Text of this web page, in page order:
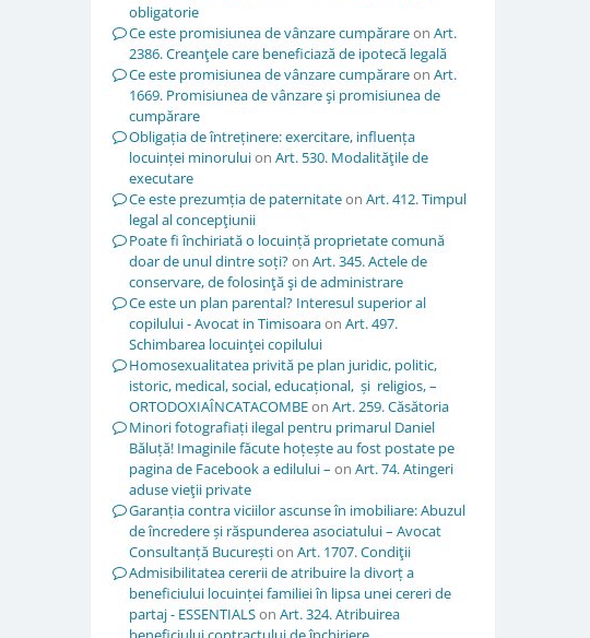
obligatorie
Ce este promisiunea de vânzare cumpărareon Art.
2386. Creanţele care beneficiază de ipotecă legală
Ce este promisiunea de vânzare cumpărareon Art.
1669. Promisiunea de vânzare şi promisiunea de
cumpărare
Obligația de întreținere: exercitare, influența
locuinței minoruluion Art. 530. Modalităţile de
executare
Ce este prezumția de paternitateon Art. 412. Timpul
legal al concepţiunii
Poate fi închiriată o locuință proprietate comună
doar de unul dintre soți?on Art. 345. Actele de
conservare, de folosinţă şi de administrare
Ce este un plan parental? Interesul superior al
copilului - Avocat in Timisoaraon Art. 497.
Schimbarea locuinţei copilului
Homosexualitatea privită pe plan juridic, politic,
istoric, medical, social, educațional, și religios, –
ORTODOXIAÎNCATACOMBEon Art. 259. Căsătoria
Minori fotografiați ilegal pentru primarul Daniel
Băluță! Imaginile făcute hoțește au fost postate pe
pagina de Facebook a edilului – on Art. 74. Atingeri
aduse vieţii private
Garanția contra viciilor ascunse în imobiliare: Abuzul
de încredere și răspunderea asociatului – Avocat
Consultanță Bucureștion Art. 1707. Condiţii
Admisibilitatea cererii de atribuire la divorț a
beneficiului locuinței familiei în lipsa unei cereri de
partaj - ESSENTIALSon Art. 324. Atribuirea